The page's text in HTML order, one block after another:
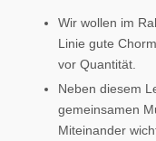
Wir wollen im
Linie gute
vor Quantität.
Neben diesem
gemeinsamen
Miteinander